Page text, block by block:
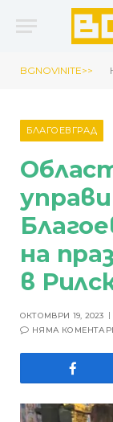
BGNOVINITE>>
БЛАГОЕВГРАД
на
в
ОКТОМВРИ 19, 2023
НЯМА